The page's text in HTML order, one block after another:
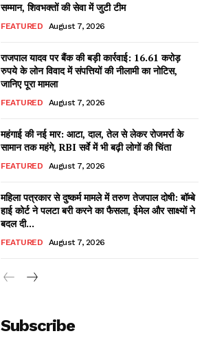
सम्मान, शिवभक्तों की सेवा में जुटी टीम
FEATURED August 7, 2026
राजपाल यादव पर बैंक की बड़ी कार्रवाई: 16.61 करोड़
रुपये के लोन विवाद में संपत्तियों की नीलामी का नोटिस,
जानिए पूरा मामला
FEATURED August 7, 2026
महंगाई की नई मार: आटा, दाल, तेल से लेकर रोजमर्रा के
सामान तक महंगे, RBI सर्वे में भी बढ़ी लोगों की चिंता
FEATURED August 7, 2026
महिला पत्रकार से दुष्कर्म मामले में तरुण तेजपाल दोषी: बॉम्बे
हाई कोर्ट ने पलटा बरी करने का फैसला, ईमेल और साक्ष्यों ने
बदल दी...
FEATURED August 7, 2026
Subscribe